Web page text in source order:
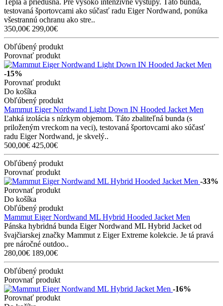
Teplá a priedušná. Pre vysoko intenzívne výstupy. Táto bunda,
testovaná športovcami ako súčasť radu Eiger Nordwand, ponúka
všestrannú ochranu ako stre..
350,00€ 299,00€
Obľúbený produkt
Porovnať produkt
-15%
Porovnať produkt
Do košíka
Obľúbený produkt
Mammut Eiger Nordwand Light Down IN Hooded Jacket Men
Ľahká izolácia s nízkym objemom. Táto zbaliteľná bunda (s
priloženým vreckom na veci), testovaná športovcami ako súčasť
radu Eiger Nordwand, je skvelý..
500,00€ 425,00€
Obľúbený produkt
Porovnať produkt
-33%
Porovnať produkt
Do košíka
Obľúbený produkt
Mammut Eiger Nordwand ML Hybrid Hooded Jacket Men
Pánska hybridná bunda Eiger Nordwand ML Hybrid Jacket od
švajčiarskej značky Mammut z Eiger Extreme kolekcie. Je tá pravá
pre náročné outdoo..
280,00€ 189,00€
Obľúbený produkt
Porovnať produkt
-16%
Porovnať produkt